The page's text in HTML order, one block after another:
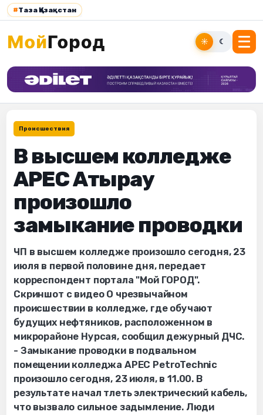
#Таза Қазақстан
☀ ☾
Происшествия
В высшем колледже
APEC Атырау
произошло
замыкание проводки
ЧП в высшем колледже произошло сегодня, 23
июля в первой половине дня, передает
корреспондент портала "Мой ГОРОД".
Скриншот с видео О чрезвычайном
происшествии в колледже, где обучают
будущих нефтяников, расположенном в
микрорайоне Нурсая, сообщил дежурный ДЧС.
- Замыкание проводки в подвальном
помещении колледжа APEC PetroTechnic
произошло сегодня, 23 июля, в 11.00. В
результате начал тлеть электрический кабель,
что вызвало сильное задымление. Люди